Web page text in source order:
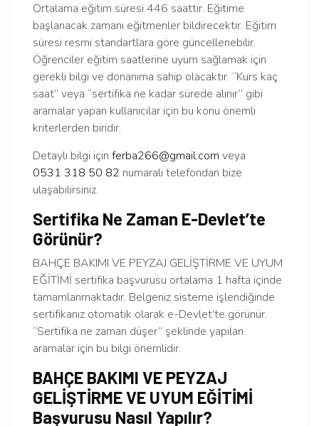
Ortalama eğitim süresi 446 saattir. Eğitime
başlanacak zamanı eğitmenler bildirecektir. Eğitim
süresi resmi standartlara göre güncellenebilir.
Öğrenciler eğitim saatlerine uyum sağlamak için
gerekli bilgi ve donanıma sahip olacaktır. “Kurs kaç
saat” veya “sertifika ne kadar sürede alınır” gibi
aramalar yapan kullanıcılar için bu konu önemli
kriterlerden biridir.
Detaylı bilgi için ferba266@gmail.com veya
0531 318 50 82 numaralı telefondan bize
ulaşabilirsiniz.
Sertifika Ne Zaman E-Devlet’te
Görünür?
BAHÇE BAKIMI VE PEYZAJ GELİŞTİRME VE UYUM
EĞİTİMİ sertifika başvurusu ortalama 1 hafta içinde
tamamlanmaktadır. Belgeniz sisteme işlendiğinde
sertifikanız otomatik olarak e-Devlet’te görünür.
“Sertifika ne zaman düşer” şeklinde yapılan
aramalar için bu bilgi önemlidir.
BAHÇE BAKIMI VE PEYZAJ
GELİŞTİRME VE UYUM EĞİTİMİ
Başvurusu Nasıl Yapılır?